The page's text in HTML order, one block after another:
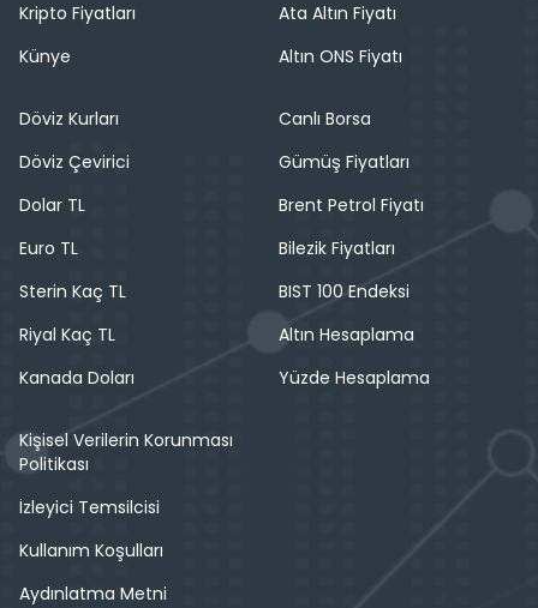
Kripto Fiyatları
Künye
Ata Altın Fiyatı
Altın ONS Fiyatı
Döviz Kurları
Döviz Çevirici
Dolar TL
Euro TL
Sterin Kaç TL
Riyal Kaç TL
Kanada Doları
Canlı Borsa
Gümüş Fiyatları
Brent Petrol Fiyatı
Bilezik Fiyatları
BIST 100 Endeksi
Altın Hesaplama
Yüzde Hesaplama
Kişisel Verilerin Korunması
Politikası
İzleyici Temsilcisi
Kullanım Koşulları
Aydınlatma Metni